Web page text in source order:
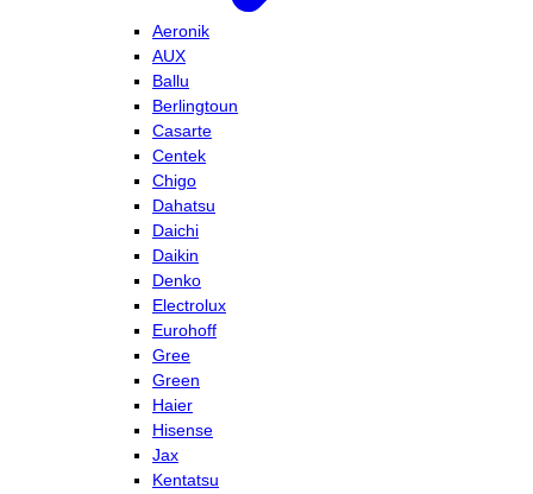
Aeronik
AUX
Ballu
Berlingtoun
Casarte
Centek
Chigo
Dahatsu
Daichi
Daikin
Denko
Electrolux
Eurohoff
Gree
Green
Haier
Hisense
Jax
Kentatsu